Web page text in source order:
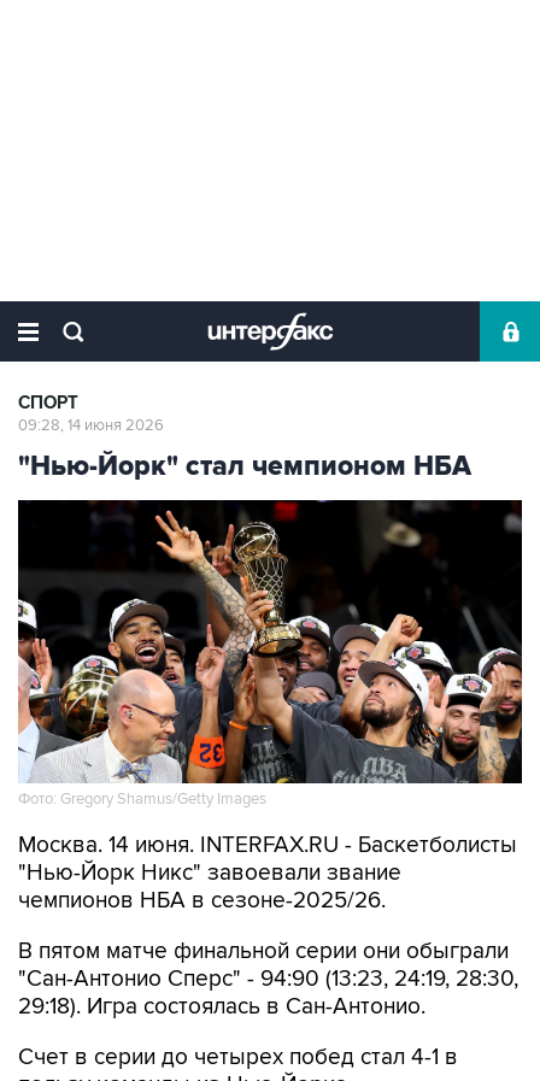
СПОРТ
09:28, 14 июня 2026
"Нью-Йорк" стал чемпионом НБА
Фото: Gregory Shamus/Getty Images
Москва. 14 июня. INTERFAX.RU - Баскетболисты
"Нью-Йорк Никс" завоевали звание
чемпионов НБА в сезоне-2025/26.
В пятом матче финальной серии они обыграли
"Сан-Антонио Сперс" - 94:90 (13:23, 24:19, 28:30,
29:18). Игра состоялась в Сан-Антонио.
Счет в серии до четырех побед стал 4-1 в